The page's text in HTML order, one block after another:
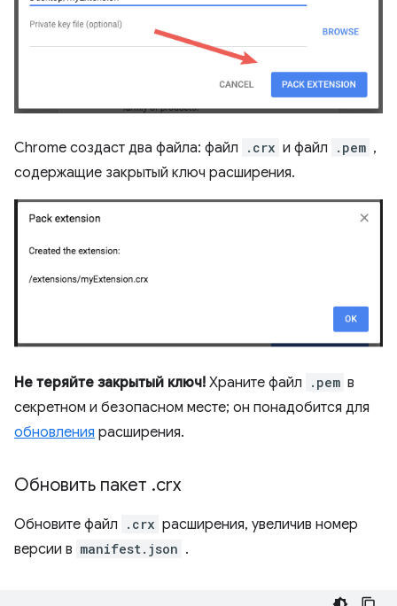
Chrome создаст два файла: файл .crx и файл .pem ,
содержащие закрытый ключ расширения.
Не теряйте закрытый ключ! Храните файл .pem в
секретном и безопасном месте; он понадобится для
обновления расширения.
Обновить пакет .crx
Обновите файл .crx расширения, увеличив номер
версии в manifest.json .